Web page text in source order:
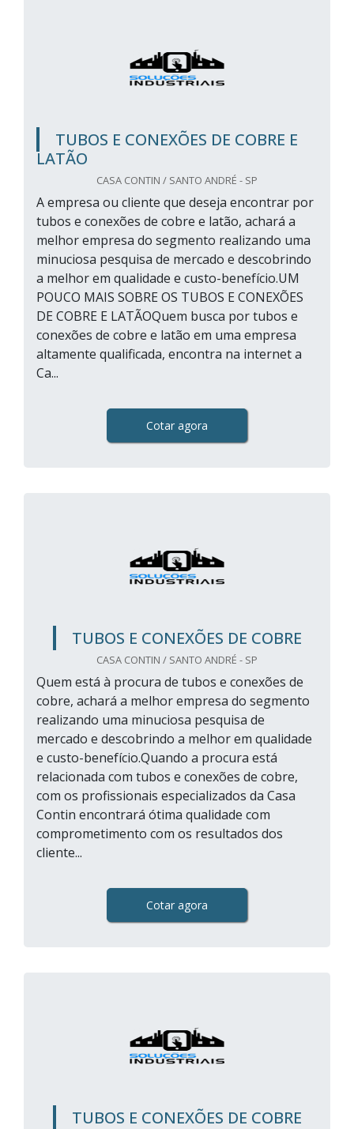
TUBOS E CONEXÕES DE COBRE E
LATÃO
CASA CONTIN / SANTO ANDRÉ - SP
A empresa ou cliente que deseja encontrar por
tubos e conexões de cobre e latão, achará a
melhor empresa do segmento realizando uma
minuciosa pesquisa de mercado e descobrindo
a melhor em qualidade e custo-benefício.UM
POUCO MAIS SOBRE OS TUBOS E CONEXÕES
DE COBRE E LATÃOQuem busca por tubos e
conexões de cobre e latão em uma empresa
altamente qualificada, encontra na internet a
Ca...
Cotar agora
TUBOS E CONEXÕES DE COBRE
CASA CONTIN / SANTO ANDRÉ - SP
Quem está à procura de tubos e conexões de
cobre, achará a melhor empresa do segmento
realizando uma minuciosa pesquisa de
mercado e descobrindo a melhor em qualidade
e custo-benefício.Quando a procura está
relacionada com tubos e conexões de cobre,
com os profissionais especializados da Casa
Contin encontrará ótima qualidade com
comprometimento com os resultados dos
cliente...
Cotar agora
TUBOS E CONEXÕES DE COBRE